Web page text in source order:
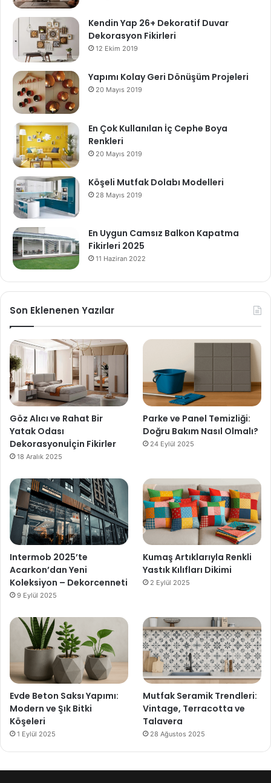
Kendin Yap 26+ Dekoratif Duvar
Dekorasyon Fikirleri
12 Ekim 2019
Yapımı Kolay Geri Dönüşüm Projeleri
20 Mayıs 2019
En Çok Kullanılan İç Cephe Boya
Renkleri
20 Mayıs 2019
Köşeli Mutfak Dolabı Modelleri
28 Mayıs 2019
En Uygun Camsız Balkon Kapatma
Fikirleri 2025
11 Haziran 2022
Son Eklenenen Yazılar
Göz Alıcı ve Rahat Bir
Yatak Odası
Dekorasyonuİçin Fikirler
18 Aralık 2025
Parke ve Panel Temizliği:
Doğru Bakım Nasıl Olmalı?
24 Eylül 2025
Intermob 2025’te
Acarkon’dan Yeni
Koleksiyon – Dekorcenneti
9 Eylül 2025
Kumaş Artıklarıyla Renkli
Yastık Kılıfları Dikimi
2 Eylül 2025
Evde Beton Saksı Yapımı:
Modern ve Şık Bitki
Köşeleri
1 Eylül 2025
Mutfak Seramik Trendleri:
Vintage, Terracotta ve
Talavera
28 Ağustos 2025